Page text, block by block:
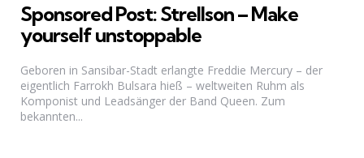
Sponsored Post: Strellson – Make
yourself unstoppable
Geboren in Sansibar-Stadt erlangte Freddie Mercury – der
eigentlich Farrokh Bulsara hieß – weltweiten Ruhm als
Komponist und Leadsänger der Band Queen. Zum
bekannten...